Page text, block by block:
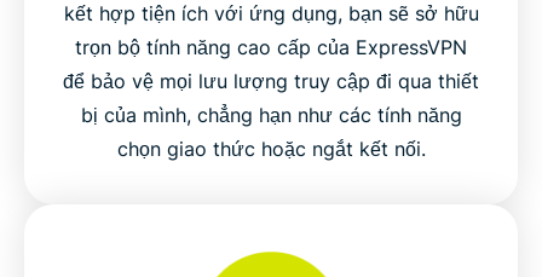
kết hợp tiện ích với ứng dụng, bạn sẽ sở hữu
trọn bộ tính năng cao cấp của ExpressVPN
để bảo vệ mọi lưu lượng truy cập đi qua thiết
bị của mình, chẳng hạn như các tính năng
chọn giao thức hoặc ngắt kết nối.